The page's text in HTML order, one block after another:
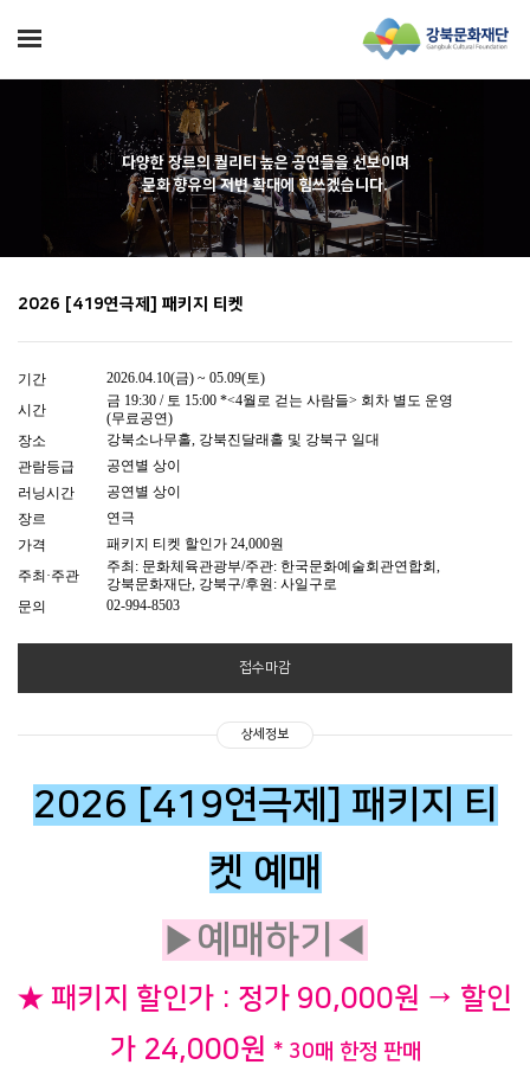
다양한 장르의 퀄리티 높은 공연들을 선보이며
문화 향유의 저변 확대에 힘쓰겠습니다.
2026 [419연극제] 패키지 티켓
기간
2026.04.10(금) ~ 05.09(토)
시간
금 19:30 / 토 15:00 *<4월로 걷는 사람들> 회차 별도 운영
(무료공연)
장소
강북소나무홀, 강북진달래홀 및 강북구 일대
관람등급
공연별 상이
러닝시간
공연별 상이
장르
연극
가격
패키지 티켓 할인가 24,000원
주최·주관
주최: 문화체육관광부/주관: 한국문화예술회관연합회,
강북문화재단, 강북구/후원: 사일구로
문의
02-994-8503
접수마감
상세정보
2026 [419연극제] 패키지 티
켓 예매
▶예매하기◀
★ 패키지 할인가 : 정가 90,000원 → 할인
가 24,000원 * 30매 한정 판매